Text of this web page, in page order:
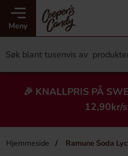
Meny
🎉 KNALLPRIS PÅ
12,90kr/
Hjemmeside Ramune Soda